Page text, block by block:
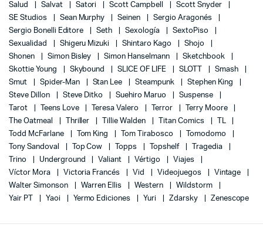
Salud
Salvat Satori Scott Campbell
Scott Snyder
SE Studios
Sean Murphy Seinen
Sergio Aragonés
Sergio Bonelli Editore
Seth Sexología
SextoPiso
Sexualidad
Shigeru Mizuki Shintaro Kago
Shojo
Shonen
Simon Bisley Simon Hanselmann
Sketchbook
Skottie Young
Skybound SLICE OF LIFE SLOTT
Smash
Smut
Spider-Man Stan Lee Steampunk
Stephen King
Steve Dillon
Steve Ditko Suehiro Maruo
Suspense
Tarot
Teens Love Teresa Valero Terror
Terry Moore
The Oatmeal
Thriller Tillie Walden Titan Comics
TL
Todd McFarlane
Tom King Tom Tirabosco
Tomodomo
Tony Sandoval
Top Cow Topps Topshelf
Tragedia
Trino
Underground Valiant Vértigo
Viajes
Víctor Mora
Victoria Francés Vid Videojuegos
Vintage
Walter Simonson
Warren Ellis Western
Wildstorm
Yair PT
Yaoi Yermo Ediciones Yuri Zdarsky Zenescope